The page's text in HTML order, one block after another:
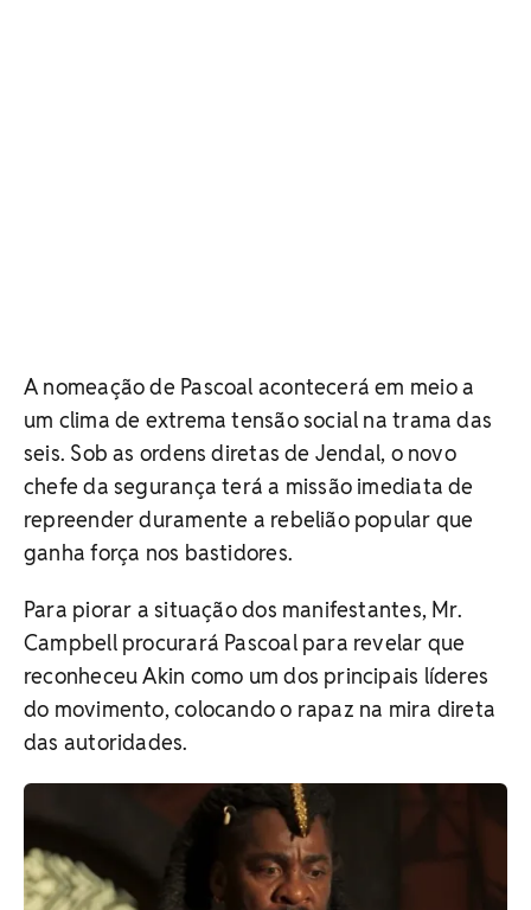
A nomeação de Pascoal acontecerá em meio a
um clima de extrema tensão social na trama das
seis. Sob as ordens diretas de Jendal, o novo
chefe da segurança terá a missão imediata de
repreender duramente a rebelião popular que
ganha força nos bastidores.
Para piorar a situação dos manifestantes, Mr.
Campbell procurará Pascoal para revelar que
reconheceu Akin como um dos principais líderes
do movimento, colocando o rapaz na mira direta
das autoridades.